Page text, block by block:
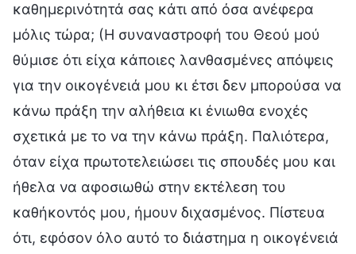
καθημερινότητά σας κάτι από όσα ανέφερα
μόλις τώρα; (Η συναναστροφή του Θεού μού
θύμισε ότι είχα κάποιες λανθασμένες απόψεις
για την οικογένειά μου κι έτσι δεν μπορούσα να
κάνω πράξη την αλήθεια κι ένιωθα ενοχές
σχετικά με το να την κάνω πράξη. Παλιότερα,
όταν είχα πρωτοτελειώσει τις σπουδές μου και
ήθελα να αφοσιωθώ στην εκτέλεση του
καθήκοντός μου, ήμουν διχασμένος. Πίστευα
ότι, εφόσον όλο αυτό το διάστημα η οικογένειά